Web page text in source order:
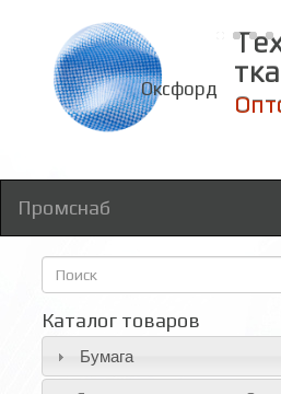
Оксфорд
Промснаб
Форма
поиска
Каталог товаров
Бумага